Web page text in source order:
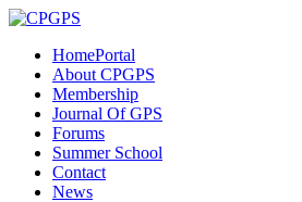
HomePortal
About CPGPS
Membership
Journal Of GPS
Forums
Summer School
Contact
News